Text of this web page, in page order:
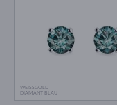
WEISSGOLD
DIAMANT BLAU